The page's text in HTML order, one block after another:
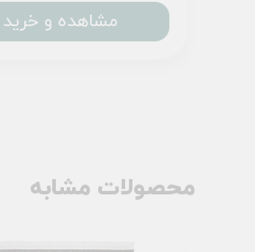
مشاهده و خرید
محصولات مشابه